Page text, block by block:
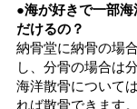
●海が好きで一部
だけるの？
納骨堂に納骨の場
し、分骨の場合は
海洋散骨について
れば散骨できます。